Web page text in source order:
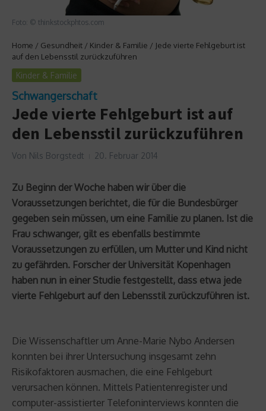
Foto: © thinkstockphtos.com
Home / Gesundheit / Kinder & Familie / Jede vierte Fehlgeburt ist
auf den Lebensstil zurückzuführen
Kinder & Familie
Schwangerschaft
Jede vierte Fehlgeburt ist auf
den Lebensstil zurückzuführen
Von Nils Borgstedt 20. Februar 2014
Zu Beginn der Woche haben wir über die
Voraussetzungen berichtet, die für die Bundesbürger
gegeben sein müssen, um eine Familie zu planen. Ist die
Frau schwanger, gilt es ebenfalls bestimmte
Voraussetzungen zu erfüllen, um Mutter und Kind nicht
zu gefährden. Forscher der Universität Kopenhagen
haben nun in einer Studie festgestellt, dass etwa jede
vierte Fehlgeburt auf den Lebensstil zurückzuführen ist.
Die Wissenschaftler um Anne-Marie Nybo Andersen
konnten bei ihrer Untersuchung insgesamt zehn
Risikofaktoren ausmachen, die eine Fehlgeburt
verursachen können. Mittels Patientenregister und
computer-assistierter Telefoninterviews konnten die